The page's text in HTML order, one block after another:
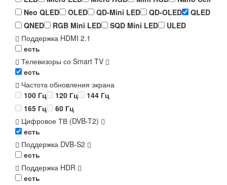
Neo QLED
OLED QD-Mini LED QD-OLED
QLED
QNED
RGB Mini LED SQD Mini LED
ULED
Поддержка HDMI 2.1
есть
Телевизоры со Smart TV
есть
Частота обновления экрана
100 Гц
120 Гц
144 Гц
165 Гц
60 Гц
Цифровое ТВ (DVB-T2)
есть
Поддержка DVB-S2
есть
Поддержка HDR
есть